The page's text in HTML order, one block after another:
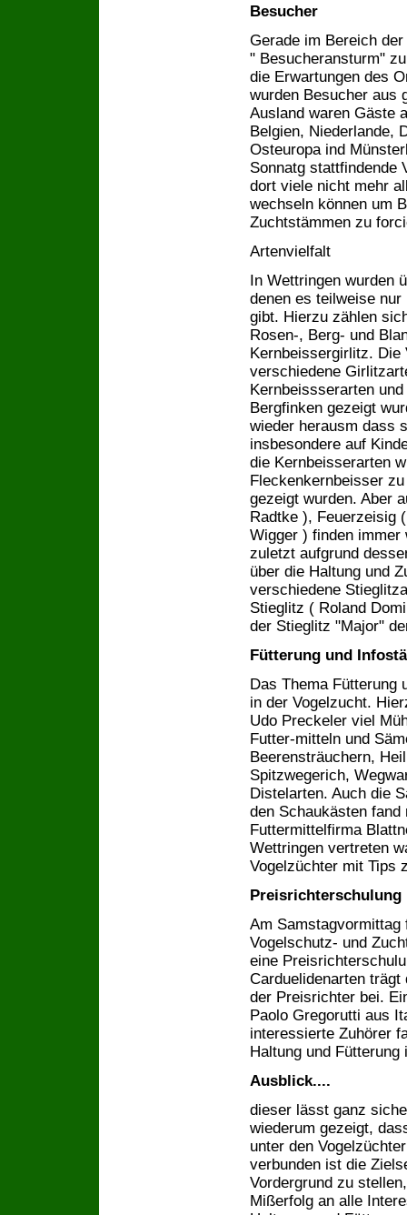
Besucher
Gerade im Bereich
" Besucheransturm"
die Erwartungen des
wurden Besucher aus
Ausland waren Gäste
Belgien, Niederlande,
Osteuropa ind
Sonnatg stattfindende
dort viele nicht mehr
wechseln können um
Zuchtstämmen zu
Artenvielfalt
In Wettringen wurden
denen es teilweise
gibt. Hierzu zählen
Rosen-, Berg- und
Kernbeissergirlitz. Die
verschiedene
Kernbeissserarten
Bergfinken gezeigt
wieder herausm dass
insbesondere auf
die Kernbeisserarten
Fleckenkernbeisser
gezeigt wurden. Aber
Radtke ), Feuerzeisig
Wigger ) finden immer
zuletzt aufgrund
über die Haltung und
verschiedene
Stieglitz ( Roland
der Stieglitz "Major"
Fütterung und
Das Thema Fütterung
in der Vogelzucht.
Udo Preckeler viel
Futter-mitteln und
Beerensträuchern,
Spitzwegerich,
Distelarten. Auch die
den Schaukästen
Futtermittelfirma
Wettringen vertreten
Vogelzüchter mit Tips
Am
Vogelschutz- und
eine
Carduelidenarten
der Preisrichter bei.
Paolo Gregorutti aus
interessierte Zuhörer
Haltung und
Ausblick....
dieser lässt ganz
wiederum gezeigt,
unter den
verbunden ist die
Vordergrund zu
Mißerfolg an alle